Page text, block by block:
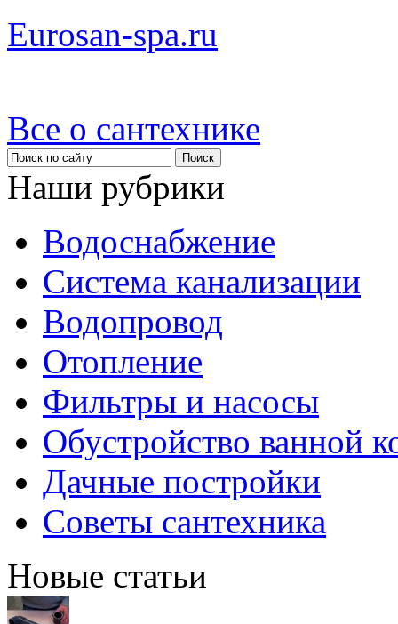
Eurosan-spa.ru
Все о сантехнике
Наши рубрики
Водоснабжение
Система канализации
Водопровод
Отопление
Фильтры и насосы
Обустройство ванной
Дачные постройки
Советы сантехника
Новые статьи